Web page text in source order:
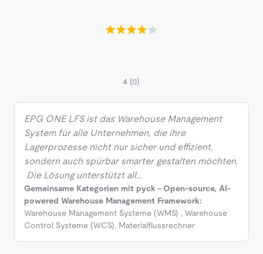
4 (0)
EPG ONE LFS ist das Warehouse Management
System für alle Unternehmen, die ihre
Lagerprozesse nicht nur sicher und effizient,
sondern auch spürbar smarter gestalten möchten.
Die Lösung unterstützt all…
Gemeinsame Kategorien mit pyck - Open-source, AI-
powered Warehouse Management Framework:
Warehouse Management Systeme (WMS) , Warehouse
Control Systeme (WCS), Materialflussrechner